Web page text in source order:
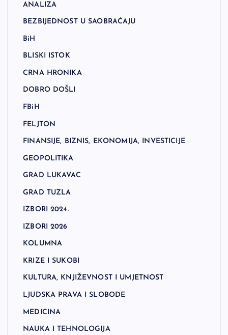
ANALIZA
BEZBIJEDNOST U SAOBRAĆAJU
BiH
BLISKI ISTOK
CRNA HRONIKA
DOBRO DOŠLI
FBiH
FELJTON
FINANSIJE, BIZNIS, EKONOMIJA, INVESTICIJE
GEOPOLITIKA
GRAD LUKAVAC
GRAD TUZLA
IZBORI 2024.
IZBORI 2026
KOLUMNA
KRIZE I SUKOBI
KULTURA, KNJIŽEVNOST I UMJETNOST
LJUDSKA PRAVA I SLOBODE
MEDICINA
NAUKA I TEHNOLOGIJA